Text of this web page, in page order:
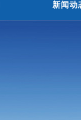
新闻动